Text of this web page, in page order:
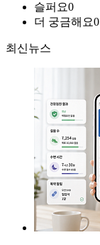
슬퍼요0
더 궁금해요0
최신뉴스